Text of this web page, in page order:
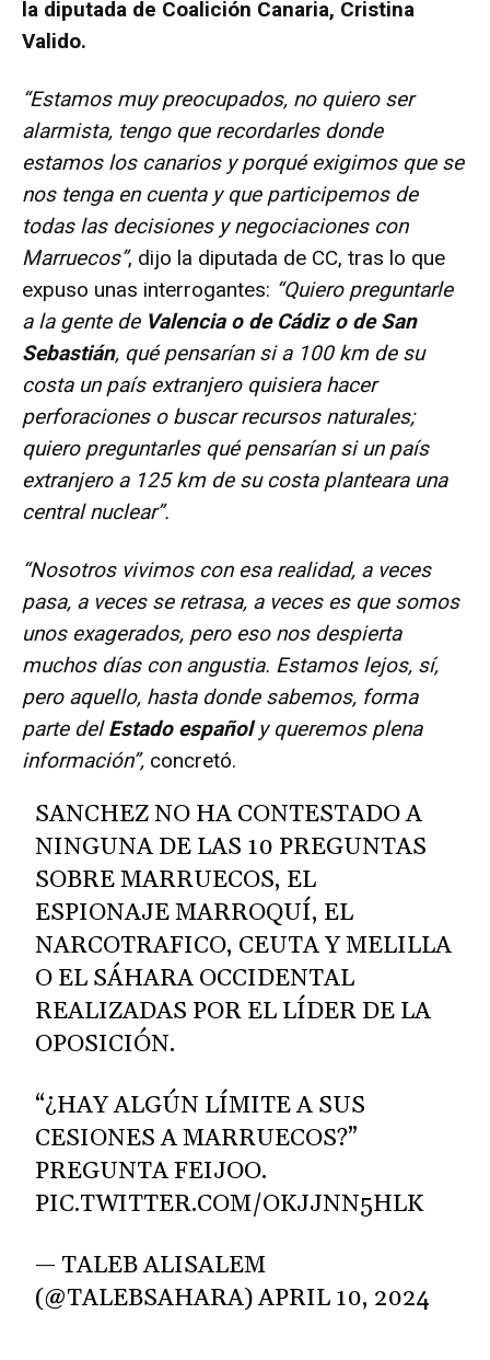
la diputada de Coalición Canaria, Cristina
Valido.
“Estamos muy preocupados, no quiero ser
alarmista, tengo que recordarles donde
estamos los canarios y porqué exigimos que se
nos tenga en cuenta y que participemos de
todas las decisiones y negociaciones con
Marruecos”, dijo la diputada de CC, tras lo que
expuso unas interrogantes: “Quiero preguntarle
a la gente de Valencia o de Cádiz o de San
Sebastián, qué pensarían si a 100 km de su
costa un país extranjero quisiera hacer
perforaciones o buscar recursos naturales;
quiero preguntarles qué pensarían si un país
extranjero a 125 km de su costa planteara una
central nuclear”.
“Nosotros vivimos con esa realidad, a veces
pasa, a veces se retrasa, a veces es que somos
unos exagerados, pero eso nos despierta
muchos días con angustia. Estamos lejos, sí,
pero aquello, hasta donde sabemos, forma
parte delEstado españoly queremos plena
información”, concretó.
SANCHEZ NO HA CONTESTADO A
NINGUNA DE LAS 10 PREGUNTAS
SOBRE MARRUECOS, EL
ESPIONAJE MARROQUÍ, EL
NARCOTRAFICO, CEUTA Y MELILLA
O EL SÁHARA OCCIDENTAL
REALIZADAS POR EL LÍDER DE LA
OPOSICIÓN.
“¿HAY ALGÚN LÍMITE A SUS
CESIONES A MARRUECOS?”
PREGUNTA FEIJOO.
PIC.TWITTER.COM/OKJJNN5HLK
— TALEB ALISALEM
(@TALEBSAHARA)APRIL 10, 2024